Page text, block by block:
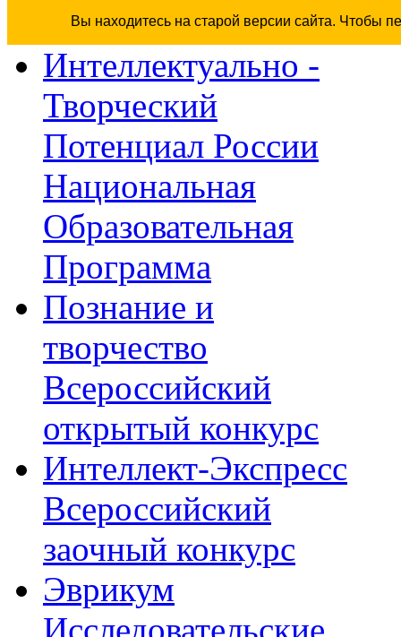
Вы находитесь на старой версии сайта. Чтобы
Интеллектуально -
Творческий
Потенциал России
Национальная
Образовательная
Программа
Познание и
творчество
Всероссийский
открытый конкурс
Интеллект-Экспресс
Всероссийский
заочный конкурс
Эврикум